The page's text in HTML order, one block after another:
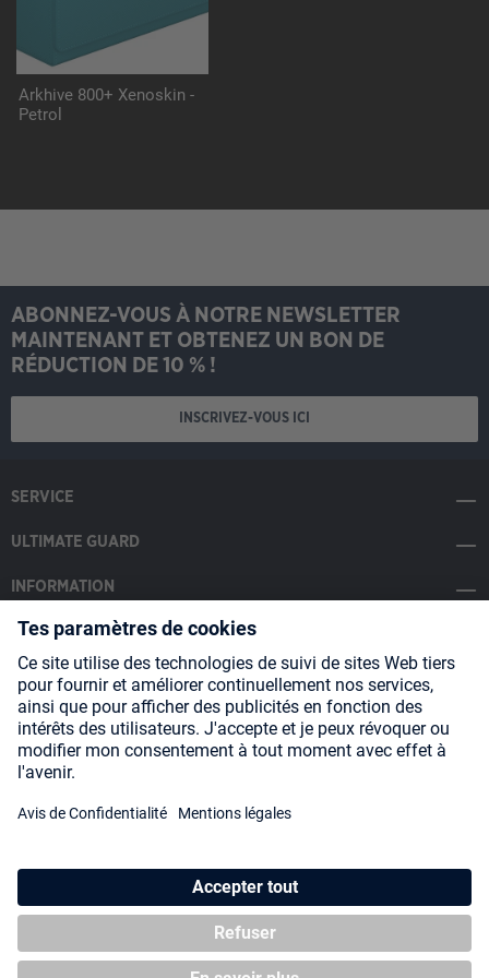
Arkhive 800+ Xenoskin -
Petrol
ABONNEZ-VOUS À NOTRE NEWSLETTER
MAINTENANT ET OBTENEZ UN BON DE
RÉDUCTION DE 10 % !
INSCRIVEZ-VOUS ICI
SERVICE
ULTIMATE GUARD
INFORMATION
SOCIAL MEDIA
Payment Methods
Shipping
Blog